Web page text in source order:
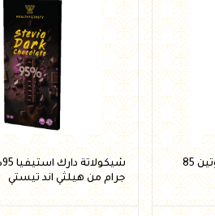
جنيه
أضف للسلة
شيكولاتة دارك استيفيا بالبروتين 85
جرام من هيلثي اند تيستي